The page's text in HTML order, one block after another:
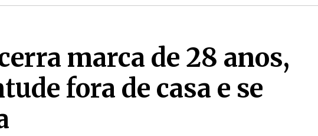
marca de 28 anos,
fora de casa e se